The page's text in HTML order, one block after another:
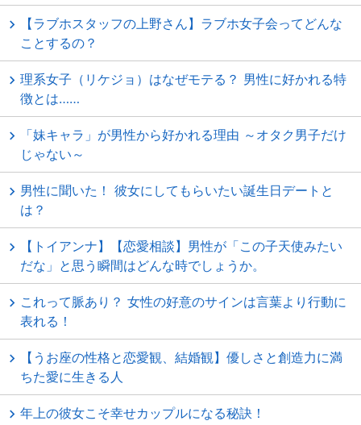
【ラブホスタッフの上野さん】ラブホ女子会ってどんな
ことするの？
理系女子（リケジョ）はなぜモテる？ 男性に好かれる特
徴とは……
「妹キャラ」が男性から好かれる理由 ～オタク男子だけ
じゃない～
男性に聞いた！ 彼女にしてもらいたい誕生日デートと
は？
【トイアンナ】【恋愛相談】男性が「この子天使みたい
だな」と思う瞬間はどんな時でしょうか。
これって脈あり？ 女性の好意のサインは言葉より行動に
表れる！
【うお座の性格と恋愛観、結婚観】優しさと創造力に満
ちた愛に生きる人
年上の彼女こそ幸せカップルになる秘訣！